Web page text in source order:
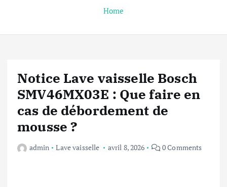
Home
Notice Lave vaisselle Bosch
SMV46MX03E : Que faire en
cas de débordement de
mousse ?
admin Lave vaisselle avril 8, 2026 0 Comments